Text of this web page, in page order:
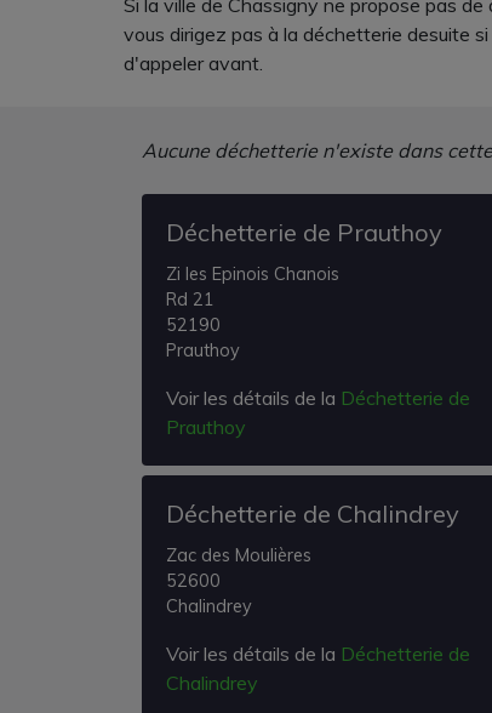
Si la ville de Chassigny ne propose pas
vous dirigez pas à la déchetterie desuite
d'appeler avant.
Aucune déchetterie n'existe dans
Déchetterie de Prauthoy
Zi les Epinois Chanois
Rd 21
52190
Prauthoy
Voir les détails de la Déchetterie de
Prauthoy
Déchetterie de Chalindrey
Zac des Moulières
52600
Chalindrey
Voir les détails de la Déchetterie de
Chalindrey